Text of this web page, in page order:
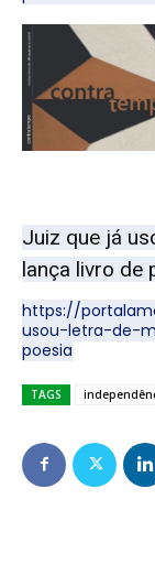
Juiz que já
lança livro de
https://
usou-letra-de-
poesia
TAGS